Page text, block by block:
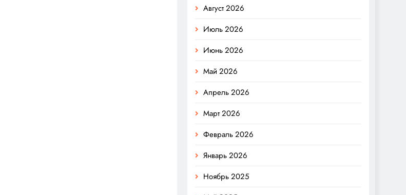
Август 2026
Июль 2026
Июнь 2026
Май 2026
Апрель 2026
Март 2026
Февраль 2026
Январь 2026
Ноябрь 2025